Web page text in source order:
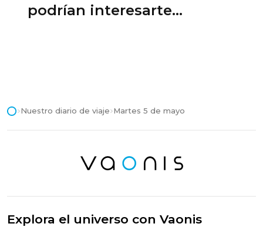
podrían interesarte...
Nuestro diario de viaje Martes 5 de mayo
Explora el universo con Vaonis